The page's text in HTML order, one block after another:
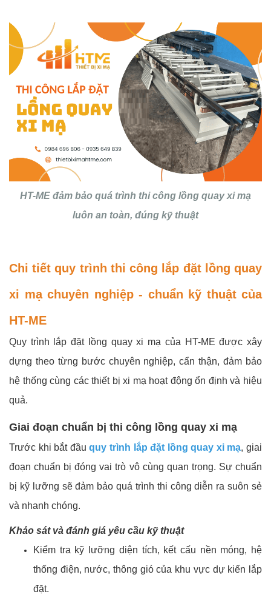
HT-ME đảm bảo quá trình thi công lồng quay xi mạ
luôn an toàn, đúng kỹ thuật
Chi tiết quy trình thi công lắp đặt lồng quay
xi mạ chuyên nghiệp - chuẩn kỹ thuật của
HT-ME
Quy trình lắp đặt lồng quay xi mạ của HT-ME được xây
dựng theo từng bước chuyên nghiệp, cẩn thận, đảm bảo
hệ thống cùng các thiết bị xi mạ hoạt động ổn định và hiệu
quả.
Giai đoạn chuẩn bị thi công lồng quay xi mạ
Trước khi bắt đầuquy trình lắp đặt lồng quay xi mạ, giai
đoạn chuẩn bị đóng vai trò vô cùng quan trọng. Sự chuẩn
bị kỹ lưỡng sẽ đảm bảo quá trình thi công diễn ra suôn sẻ
và nhanh chóng.
Khảo sát và đánh giá yêu cầu kỹ thuật
Kiểm tra kỹ lưỡng diện tích, kết cấu nền móng, hệ
thống điện, nước, thông gió của khu vực dự kiến lắp
đặt.